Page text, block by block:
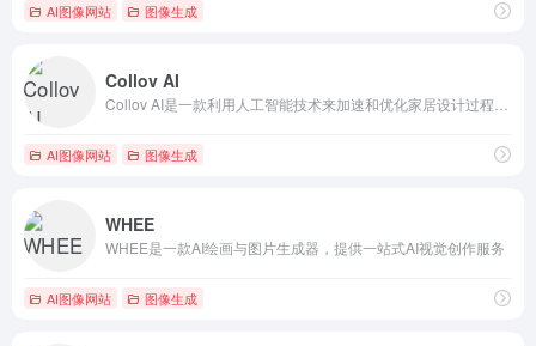
AI图像网站 图像生成
Collov AI
AI图像网站 图像生成
WHEE
WHEE是一款AI绘画与图片生成器，提供一站式AI视觉创作服务
AI图像网站 图像生成